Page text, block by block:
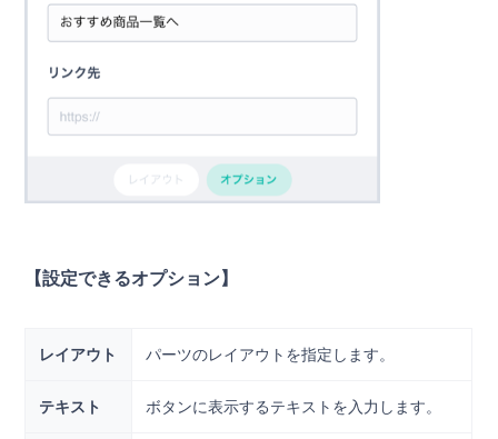
【設定できるオプション】
レイアウト パーツのレイアウトを指定します。
テキスト ボタンに表示するテキストを入力します。